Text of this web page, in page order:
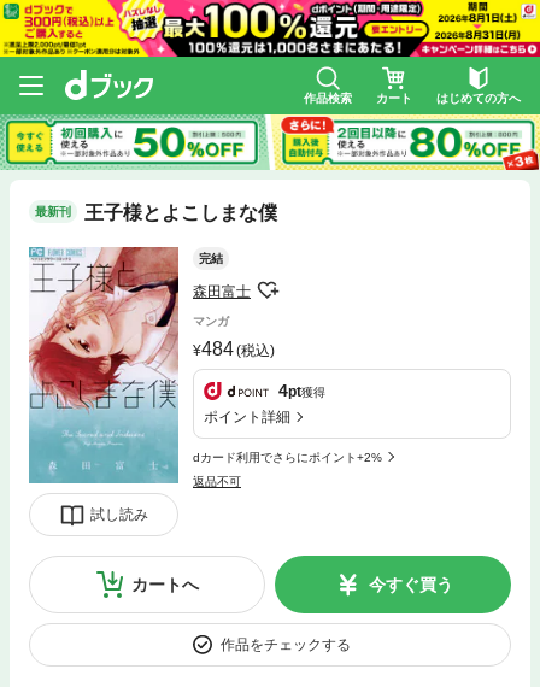
作品検索 カート はじめての方へ
最新刊 王子様とよこしまな僕
試し読み
完結
森田富士
マンガ
484(税込)
4pt獲得
ポイント詳細
dカード利用でさらにポイント+2%
返品不可
カートへ 今すぐ買う
作品をチェックする